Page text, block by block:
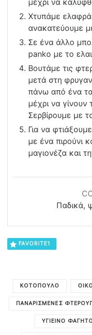
μέχρι να
Χτυπάμε
ανακατεύουμε
Σε ένα άλλο
panko με το
Βουτάμε τις
μετά στη
πάνω από ένα
μέχρι να γίνουν
Σερβίρουμε με
Για να
με ένα πιρούνι
μαγιονέζα και
Παδικά,
FAVORITE1
ΚΟΤΌΠΟΥΛΟ
ΠΑΝΑΡΙΣΜΈΝΕΣ
ΥΓΙΕΙΝΌ